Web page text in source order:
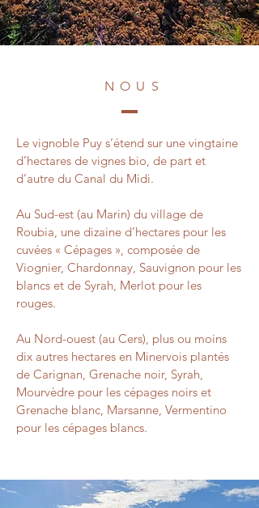
NOUS
Le vignoble Puy s’étend sur une vingtaine
d’hectares de vignes bio, de part et
d’autre du Canal du Midi.
Au Sud-est (au Marin) du village de
Roubia, une dizaine d’hectares pour les
cuvées « Cépages », composée de
Viognier, Chardonnay, Sauvignon pour les
blancs et de Syrah, Merlot pour les
rouges.
Au Nord-ouest (au Cers), plus ou moins
dix autres hectares en Minervois plantés
de Carignan, Grenache noir, Syrah,
Mourvèdre pour les cépages noirs et
Grenache blanc, Marsanne, Vermentino
pour les cépages blancs.